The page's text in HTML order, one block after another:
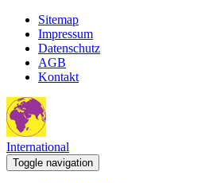
Sitemap
Impressum
Datenschutz
AGB
Kontakt
International
Toggle navigation